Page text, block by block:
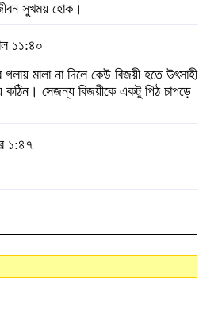
সুখময় হোক।
১১:৪০
মালা না দিলে কেউ বিজয়ী হতে উৎসাহী
সেজন্য বিজয়ীকে একটু পিঠ চাপড়ে
১:৪৭